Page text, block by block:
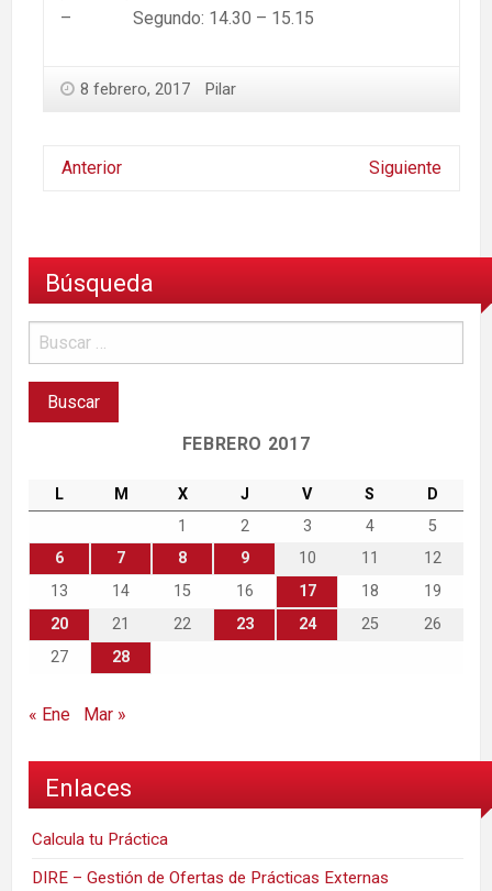
– Segundo: 14.30 – 15.15
8 febrero, 2017 Pilar
Anterior Siguiente
Búsqueda
FEBRERO 2017
L M X J V S
D
1
2 3 4
5
6
7 8 9 10 11
12
13
14 15 16 17 18
19
20
21 22 23 24 25
26
27
28
« Ene Mar »
Enlaces
Calcula tu Práctica
DIRE – Gestión de Ofertas de Prácticas Externas